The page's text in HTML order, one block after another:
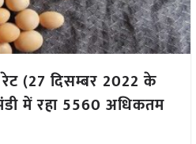
(27 दिसम्बर 2022 के
में रहा 5560 अधिकतम